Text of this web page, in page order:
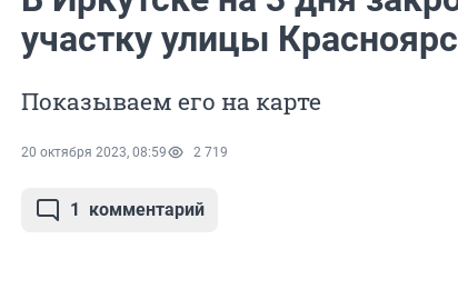
участку улицы
Показываем его на карте
20 октября 2023, 08:59 2 719
1 комментарий